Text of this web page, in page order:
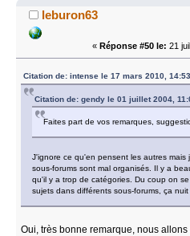
leburon63
« Réponse #50 le: 21
Citation de: intense le 17 mars 2010,
Citation de: gendy le 01 juillet 2004,
Faites part de vos remarques,
J'ignore ce qu'en pensent les autres
sous-forums sont mal organisés. Il y a
qu'il y a trop de catégories. Du coup on
sujets dans différents sous-forums, ça
Oui, très bonne remarque, nous